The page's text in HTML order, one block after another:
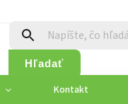
Hľadať
Kontakt